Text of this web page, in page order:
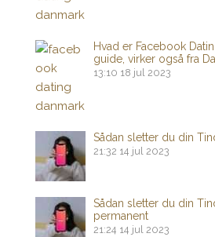
Hvad er Facebook
guide, virker også fra
13:10 18 jul 2023
Sådan sletter du din
21:32 14 jul 2023
Sådan sletter du din
permanent
21:24 14 jul 2023